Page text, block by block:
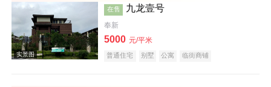
在售 九龙壹号
奉新
5000 元/平米
普通住宅 别墅 公寓 临街商铺